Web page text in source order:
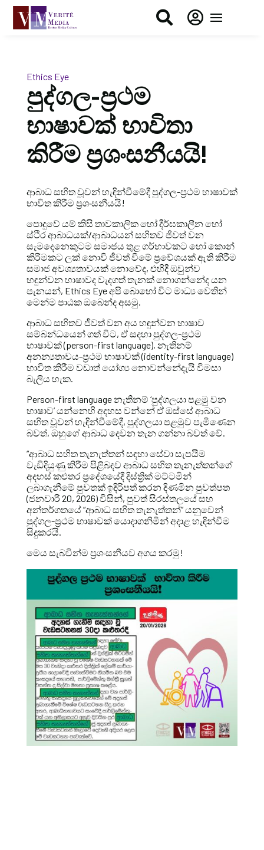
 
Ethics Eye
පුද්ගල-ප්‍රථම
භාෂාවක් භාවිතා
කිරීම ප්‍රශංසනීයයි!
ආබාධ සහිත වූවන් හැඳින්වීමේදී පුද්ගල-ප්‍රථම භාෂාවක්
භාවිත කිරීම ප්‍රශංසනීයයි!
පොදුවේ යම් කිසි තාවකාලික හෝ දීර්ඝකාලීන හෝ
ස්ථිර ආබාධයක්/ආබාධයන් සහිතව ජීවත් වන
සැමදෙනෙකුටම සමාජය තුළ ගර්හාවකට හෝ කොන්
කිරීමකට ලක් නොවී ජීවත් වීමේ ප්‍රවේශයක් ඇති කිරීම
සමාජ අවශ්‍යතාවයක් නොවේද, එහිදී ඔවුන්ව
හඳුන්වන භාෂාවද වැදගත් තැනක් නොගන්නේද යන
පැනයන්, Ethics Eye අපි බොහෝ විට මාධ්‍ය වෙතින්
මෙන්ම පාඨක ඔබෙන්ද අසමු.
ආබාධ සහිතව ජීවත් වන අය හඳුන්වන භාෂාව
සම්බන්ධයෙන් ගත් විට, ඒ සදහා පුද්ගල-ප්‍රථම
භාෂාවක් (person-first language), නැතිනම්
අනන්‍යතාවය-ප්‍රථම භාෂාවක් (identity-first language)
භාවිත කිරීම වඩාත් යෝග්‍ය නොවන්නේදැයි විමසා
බැලිය හැක.
Person-first language නැතිනම් ‘පුද්ගලයා පළමු වන
භාෂාව’ යන්නෙහි අදහස වන්නේ ඒ ඔස්සේ ආබාධ
සහිත වූවන් හැඳින්වීමේදී, පුද්ගලයා පළමුව පැමිණෙන
බවත්, ඔහුගේ ආබාධ දෙවන තැන ගන්නා බවත් වේ.
“ආබාධ සහිත තැනැත්තන් සඳහා සේවා සැපයීම
වැඩිදියුණු කිරීම පිළිබඳව ආබාධ සහිත තැනැත්තන්ගේ
අදහස් කළුතර ප්‍රදේශයේදී දිස්ත්‍රික් මට්ටමින්
ලබාගැනීමේ පුවතක් ඉදිරිපත් කරන දිණමින පුවත්පත
(ජනවාරි 20, 2026) විසින්, පුවත් සිරස්තලයේ සහ
අන්තර්ගතයේ “ආබාධ සහිත තැනැත්තන්” යනුවෙන්
පුද්ගල-ප්‍රථම භාෂාවක් යොදාගනිමින් අදාළ හැඳින්වීම
සිදුකරයි.
මෙය සැබවින්ම ප්‍රශංසනීයව අගය කරමු!